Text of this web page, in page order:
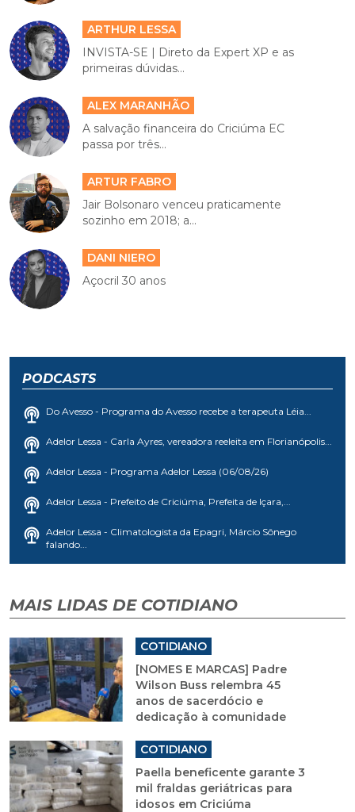
ARTHUR LESSA
INVISTA-SE | Direto da Expert XP e as
primeiras dúvidas...
ALEX MARANHÃO
A salvação financeira do Criciúma EC
passa por três...
ARTUR FABRO
Jair Bolsonaro venceu praticamente
sozinho em 2018; a...
DANI NIERO
Açocril 30 anos
PODCASTS
Do Avesso - Programa do Avesso recebe a terapeuta Léia...
Adelor Lessa - Carla Ayres, vereadora reeleita em Florianópolis...
Adelor Lessa - Programa Adelor Lessa (06/08/26)
Adelor Lessa - Prefeito de Criciúma, Prefeita de Içara,...
Adelor Lessa - Climatologista da Epagri, Márcio Sônego
falando...
MAIS LIDAS DE COTIDIANO
COTIDIANO
[NOMES E MARCAS] Padre
Wilson Buss relembra 45
anos de sacerdócio e
dedicação à comunidade
COTIDIANO
Paella beneficente garante 3
mil fraldas geriátricas para
idosos em Criciúma